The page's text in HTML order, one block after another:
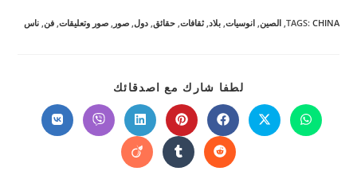
TAGS: CHINA
, الصين, انوسيات, بلاد, ثقافات, حقائق, دول, صور , صور وتعليقات, فن, ناس
لطفا شارك مع اصدقائك
THIS
CONTENT
Opens
in
Opens
in
window
Opens
in
a
new
window
Opens
in
a
new
window
Opens
in
a
new
window
Opens
in
Opens
in
Opens
in
Opens
in
Opens
in